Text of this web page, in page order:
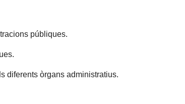
públiques.
diferents òrgans administratius.